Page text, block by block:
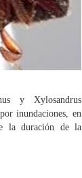
y Xylosandrus
inundaciones, en
la duración de la